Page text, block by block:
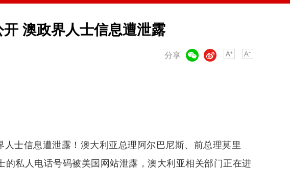
澳政界人士信息遭泄露
分享
微博
士信息遭泄露！澳大利亚总理阿尔巴尼斯、前总理莫里
的私人电话号码被美国网站泄露，澳大利亚相关部门正在进